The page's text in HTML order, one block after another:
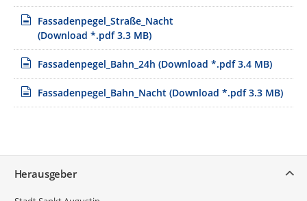
Fassadenpegel_Straße_Nacht
(Download *.pdf 3.3 MB)
Fassadenpegel_Bahn_24h (Download *.pdf 3.4 MB)
Fassadenpegel_Bahn_Nacht (Download *.pdf 3.3 MB)
Herausgeber